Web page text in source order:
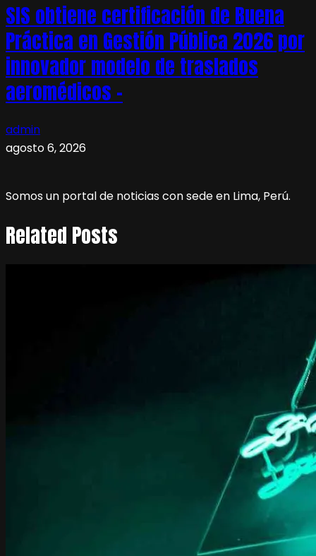
SIS obtiene certificación de Buena
Práctica en Gestión Pública 2026 por
innovador modelo de traslados
aeromédicos –
admin
agosto 6, 2026
Somos un portal de noticias con sede en Lima, Perú.
Related Posts